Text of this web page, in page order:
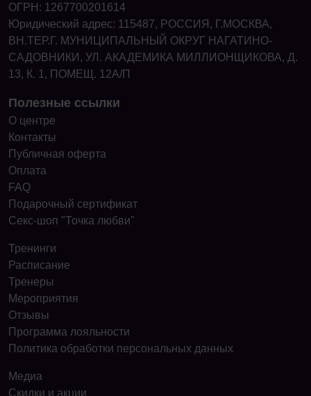
ОГРН: 1267700201614
Юридический адрес: 115487, РОССИЯ, Г.МОСКВА,
ВН.ТЕР.Г. МУНИЦИПАЛЬНЫЙ ОКРУГ НАГАТИНО-
САДОВНИКИ, УЛ. АКАДЕМИКА МИЛЛИОНЩИКОВА, Д.
13, К. 1, ПОМЕЩ. 12А/П
Полезные ссылки
О центре
Контакты
Публичная оферта
Оплата
FAQ
Подарочный сертификат
Секс-шоп "Точка любви"
Тренинги
Расписание
Тренеры
Мероприятия
Отзывы
Программа лояльности
Политика обработки персональных данных
Медиа
Скидки и акции